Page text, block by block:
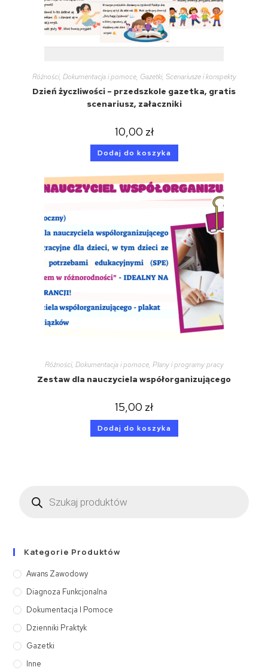
Różności, Dokumentacja i pomoce, Gazetki, Scenariusze i konspekty
Dzień życzliwości – przedszkole gazetka, gratis
scenariusz, załaczniki
10,00 zł
Dodaj do koszyka
Różności, Dokumentacja i pomoce, Plany i programy pracy
Zestaw dla nauczyciela współorganizującego
15,00 zł
Dodaj do koszyka
Kategorie Produktów
Awans Zawodowy
Diagnoza Funkcjonalna
Dokumentacja I Pomoce
Dzienniki Praktyk
Gazetki
Inne